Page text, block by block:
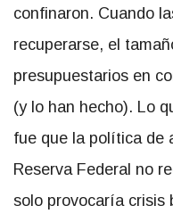
confinaron. Cuando
recuperarse, el
presupuestarios en
(y lo han hecho). Lo
fue que la política de
Reserva Federal no
solo provocaría crisis